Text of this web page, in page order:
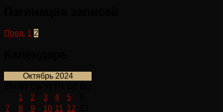
Пред. 1 2
Октябрь 2024
1
2 3 4 5
7
8 9 10 11 12